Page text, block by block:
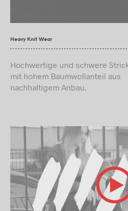
Heavy Knit Wear
Hochwertige und schwere
mit hohem Baumwollanteil aus
nachhaltigem Anbau.